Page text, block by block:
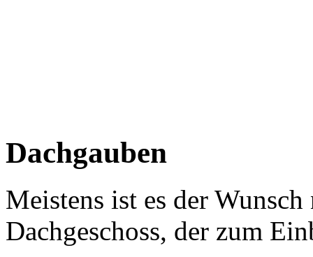
Dachgauben
Meistens ist es der
Dachgeschoss, der zum